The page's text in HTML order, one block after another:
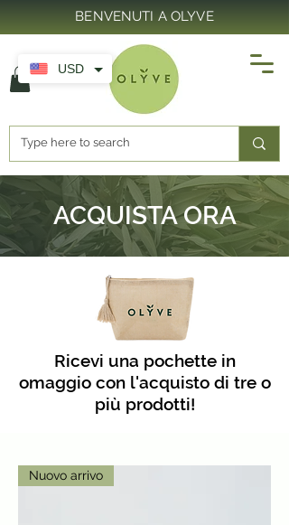
BENVENUTI A OLYVE
ACQUISTA ORA
Ricevi una pochette in
omaggio con l'acquisto di tre o
più prodotti!
Nuovo arrivo
USD